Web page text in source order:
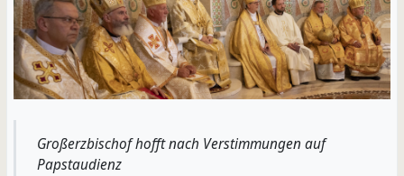
Großerzbischof hofft nach Verstimmungen auf
Papstaudienz